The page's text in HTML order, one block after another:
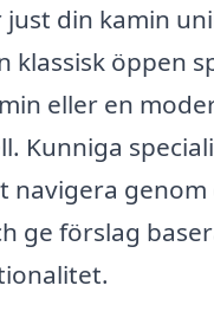
din kamin
klassisk öppen
eller en
Kunniga
navigera genom
ge förslag